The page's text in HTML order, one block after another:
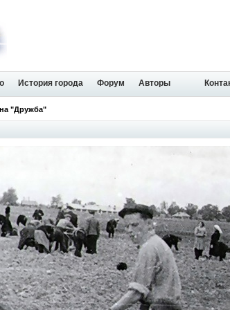
История города Форум Авторы
"Дружба"